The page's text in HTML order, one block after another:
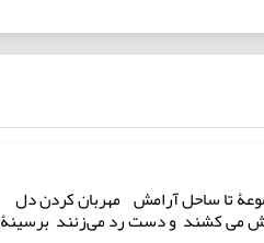
لازم در زندگی مشترک(1) ضمیمۀ ادبی کتاب دوم از مجموعۀ تا ساحل آرامش مهربان کردن دل
می کشند و دست رد می‌زنند برسینۀ